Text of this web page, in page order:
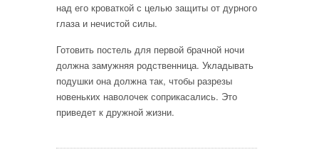
над его кроваткой с целью защиты от дурного
глаза и нечистой силы.
Готовить постель для первой брачной ночи
должна замужняя родственница. Укладывать
подушки она должна так, чтобы разрезы
новеньких наволочек соприкасались. Это
приведет к дружной жизни.